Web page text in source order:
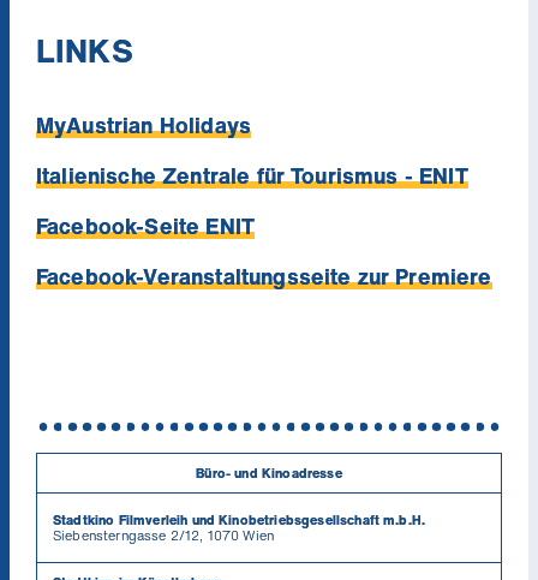
LINKS
MyAustrian Holidays
Italienische Zentrale für Tourismus - ENIT
Facebook-Seite ENIT
Facebook-Veranstaltungsseite zur Premiere
Büro- und Kinoadresse
Stadtkino Filmverleih und Kinobetriebsgesellschaft m.b.H.
Siebensterngasse 2/12, 1070 Wien